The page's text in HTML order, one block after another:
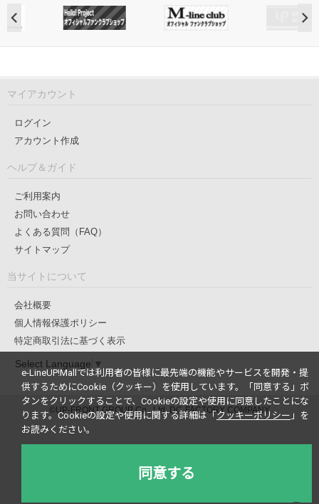
マイアカウント
ログイン
アカウント作成
ヘルプ＆ガイド
ご利用案内
お問い合わせ
よくある質問（FAQ）
サイトマップ
当サイトについて
会社概要
個人情報保護ポリシー
特定商取引法に基づく表示
Select Language ▼
©UP-FRONT GROUP Co., Ltd. DC-FACTORY COMPANY
e-LineUP!Mallでは利用者の皆様に最先端の機能やサービスを開発・提
供するためにCookie（クッキー）を使用しています。
「同意する」ボ
タンをクリックすることで、Cookieの設定や使用に同意したことにな
ります。Cookieの設定や使用に関する詳細は「 クッキーポリシー 」を
お読みください。
同意する